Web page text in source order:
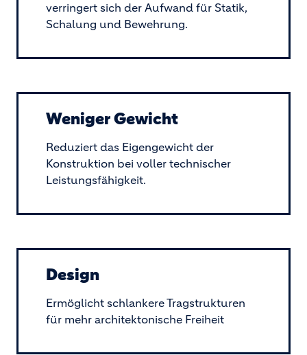
verringert sich der Aufwand für Statik,
Schalung und Bewehrung.
Weniger Gewicht
Reduziert das Eigengewicht der
Konstruktion bei voller technischer
Leistungsfähigkeit.
Design
Ermöglicht schlankere Tragstrukturen
für mehr architektonische Freiheit